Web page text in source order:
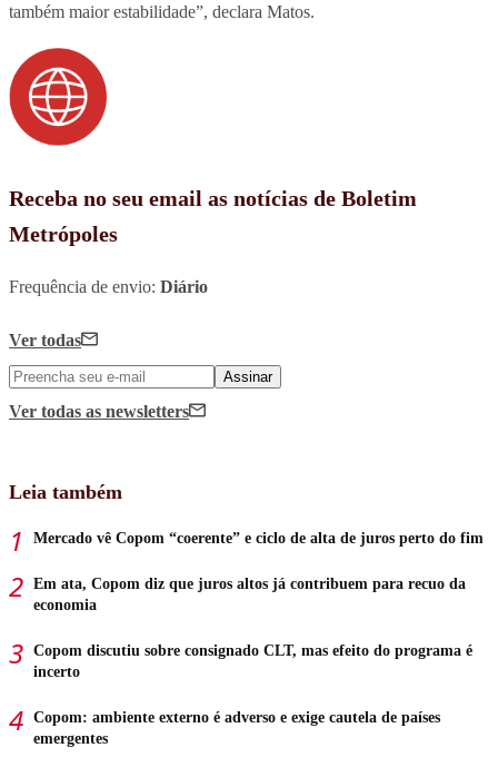
também maior estabilidade”, declara Matos.
Receba no seu email as notícias de Boletim
Metrópoles
Frequência de envio: Diário
Ver todas
Assinar
Ver todas as newsletters
Leia também
Mercado vê Copom “coerente” e ciclo de alta de juros perto do fim
Em ata, Copom diz que juros altos já contribuem para recuo da
economia
Copom discutiu sobre consignado CLT, mas efeito do programa é
incerto
Copom: ambiente externo é adverso e exige cautela de países
emergentes